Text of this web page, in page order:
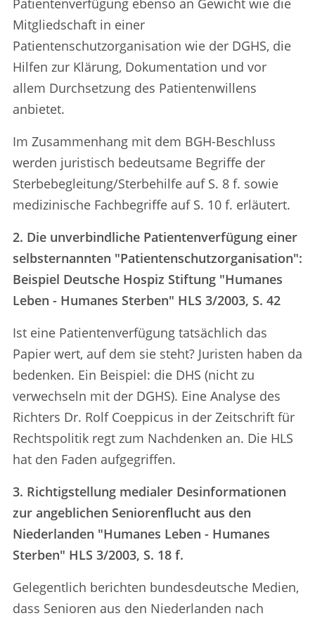
Patientenverfügung ebenso an Gewicht wie die
Mitgliedschaft in einer
Patientenschutzorganisation wie der DGHS, die
Hilfen zur Klärung, Dokumentation und vor
allem Durchsetzung des Patientenwillens
anbietet.
Im Zusammenhang mit dem BGH-Beschluss
werden juristisch bedeutsame Begriffe der
Sterbebegleitung/Sterbehilfe auf S. 8 f. sowie
medizinische Fachbegriffe auf S. 10 f. erläutert.
2. Die unverbindliche Patientenverfügung einer
selbsternannten "Patientenschutzorganisation":
Beispiel Deutsche Hospiz Stiftung "Humanes
Leben - Humanes Sterben" HLS 3/2003, S. 42
Ist eine Patientenverfügung tatsächlich das
Papier wert, auf dem sie steht? Juristen haben da
bedenken. Ein Beispiel: die DHS (nicht zu
verwechseln mit der DGHS). Eine Analyse des
Richters Dr. Rolf Coeppicus in der Zeitschrift für
Rechtspolitik regt zum Nachdenken an. Die HLS
hat den Faden aufgegriffen.
3. Richtigstellung medialer Desinformationen
zur angeblichen Seniorenflucht aus den
Niederlanden "Humanes Leben - Humanes
Sterben" HLS 3/2003, S. 18 f.
Gelegentlich berichten bundesdeutsche Medien,
dass Senioren aus den Niederlanden nach